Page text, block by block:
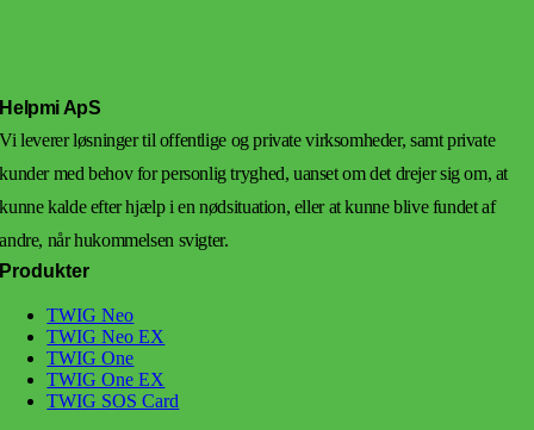
Helpmi ApS
Vi leverer løsninger til offentlige og private virksomheder, samt private
kunder med behov for personlig tryghed, uanset om det drejer sig om, at
kunne kalde efter hjælp i en nødsituation, eller at kunne blive fundet af
andre, når hukommelsen svigter.
Produkter
TWIG Neo
TWIG Neo EX
TWIG One
TWIG One EX
TWIG SOS Card